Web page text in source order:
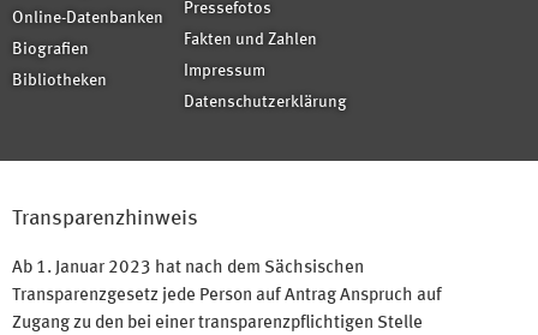
Online-Datenbanken
Biografien
Bibliotheken
Pressefotos
Fakten und Zahlen
Impressum
Datenschutzerklärung
Transparenzhinweis
Ab 1. Januar 2023 hat nach dem Sächsischen
Transparenzgesetz jede Person auf Antrag Anspruch auf
Zugang zu den bei einer transparenzpflichtigen Stelle